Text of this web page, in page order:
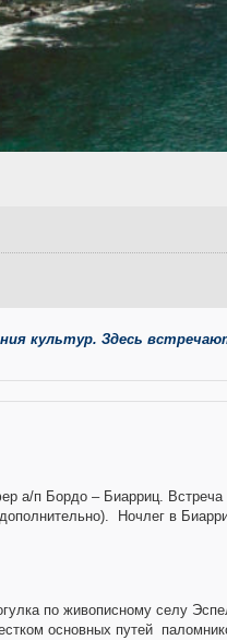
культур. Здесь
а/п Бордо – Биарриц.
Ночлег в
по живописному селу
основных путей